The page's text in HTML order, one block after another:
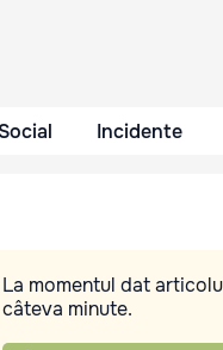
Social Incidente
La momentul dat
câteva minute.